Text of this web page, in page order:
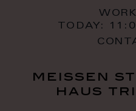
TODAY:
meissen
haus